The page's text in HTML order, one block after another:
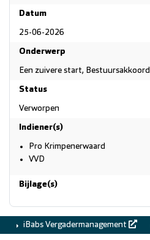
Datum
25-06-2026
Onderwerp
Een zuivere start, Bestuursakkoord
Status
Verworpen
Indiener(s)
Pro Krimpenerwaard
VVD
Bijlage(s)
iBabs Vergadermanagement